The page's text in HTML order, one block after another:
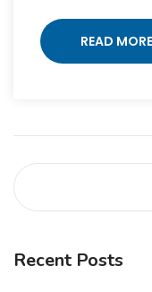
READ MORE
Recent Posts